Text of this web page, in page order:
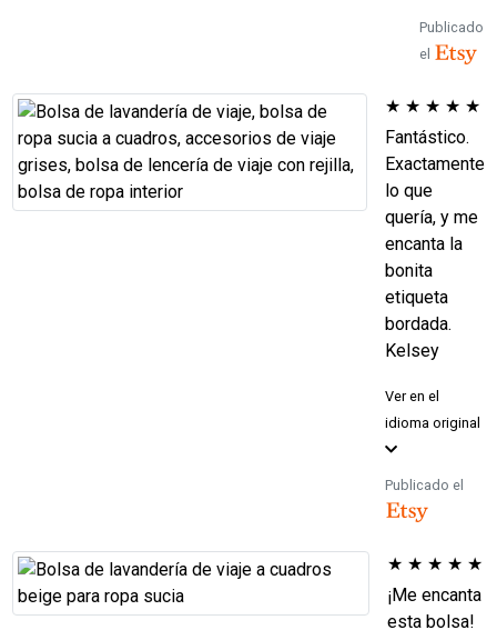
Publicado
el
★ ★ ★ ★ ★
Fantástico.
Exactamente
lo que
quería, y me
encanta la
bonita
etiqueta
bordada.
Kelsey
Ver en el
idioma original
Publicado el
★ ★ ★ ★ ★
¡Me encanta
esta bolsa!